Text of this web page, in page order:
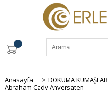
Anasayfa > DOKUMA KUMAŞLAR
Abraham Cady Anversaten